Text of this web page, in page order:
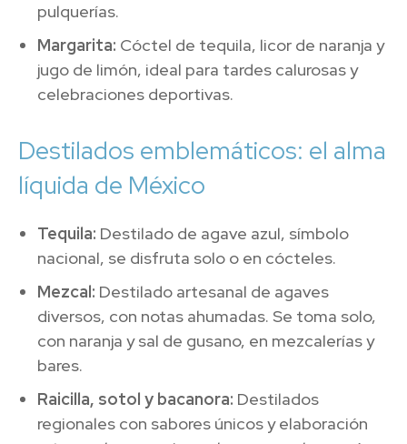
pulquerías.
Margarita: Cóctel de tequila, licor de naranja y
jugo de limón, ideal para tardes calurosas y
celebraciones deportivas.
Destilados emblemáticos: el alma
líquida de México
Tequila: Destilado de agave azul, símbolo
nacional, se disfruta solo o en cócteles.
Mezcal: Destilado artesanal de agaves
diversos, con notas ahumadas. Se toma solo,
con naranja y sal de gusano, en mezcalerías y
bares.
Raicilla, sotol y bacanora: Destilados
regionales con sabores únicos y elaboración